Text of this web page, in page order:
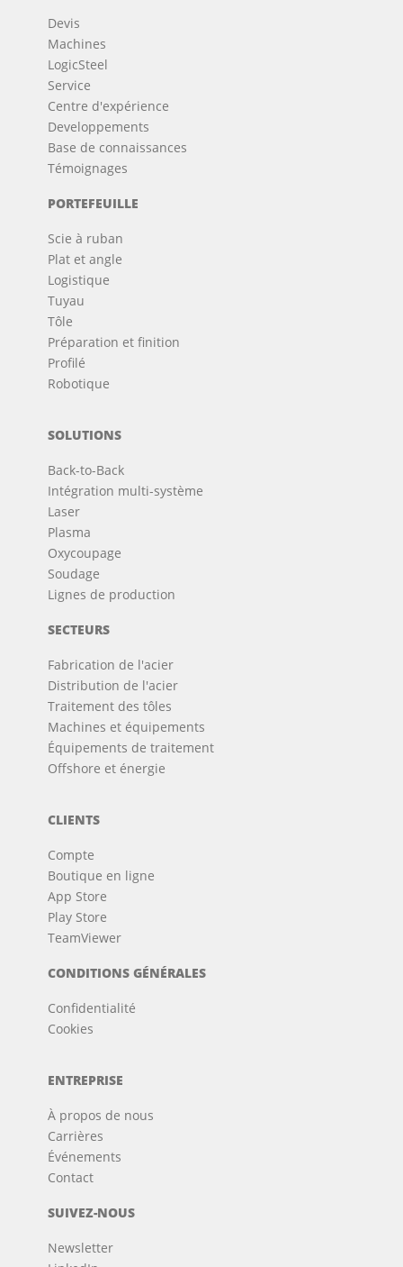
Devis
Machines
LogicSteel
Service
Centre d'expérience
Developpements
Base de connaissances
Témoignages
PORTEFEUILLE
Scie à ruban
Plat et angle
Logistique
Tuyau
Tôle
Préparation et finition
Profilé
Robotique
SOLUTIONS
Back-to-Back
Intégration multi-système
Laser
Plasma
Oxycoupage
Soudage
Lignes de production
SECTEURS
Fabrication de l'acier
Distribution de l'acier
Traitement des tôles
Machines et équipements
Équipements de traitement
Offshore et énergie
CLIENTS
Compte
Boutique en ligne
App Store
Play Store
TeamViewer
CONDITIONS GÉNÉRALES
Confidentialité
Cookies
ENTREPRISE
À propos de nous
Carrières
Événements
Contact
SUIVEZ-NOUS
Newsletter